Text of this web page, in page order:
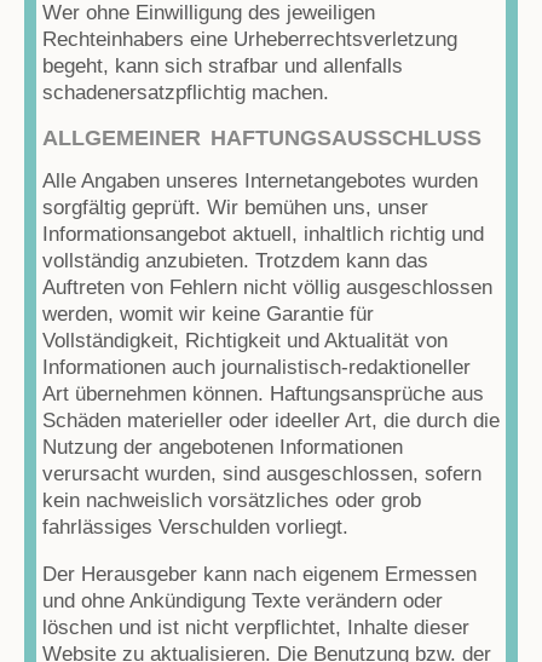
Wer ohne Einwilligung des jeweiligen
Rechteinhabers eine Urheberrechtsverletzung
begeht, kann sich strafbar und allenfalls
schadenersatzpflichtig machen.
ALLGEMEINER HAFTUNGSAUSSCHLUSS
Alle Angaben unseres Internetangebotes wurden
sorgfältig geprüft. Wir bemühen uns, unser
Informationsangebot aktuell, inhaltlich richtig und
vollständig anzubieten. Trotzdem kann das
Auftreten von Fehlern nicht völlig ausgeschlossen
werden, womit wir keine Garantie für
Vollständigkeit, Richtigkeit und Aktualität von
Informationen auch journalistisch-redaktioneller
Art übernehmen können. Haftungsansprüche aus
Schäden materieller oder ideeller Art, die durch die
Nutzung der angebotenen Informationen
verursacht wurden, sind ausgeschlossen, sofern
kein nachweislich vorsätzliches oder grob
fahrlässiges Verschulden vorliegt.
Der Herausgeber kann nach eigenem Ermessen
und ohne Ankündigung Texte verändern oder
löschen und ist nicht verpflichtet, Inhalte dieser
Website zu aktualisieren. Die Benutzung bzw. der